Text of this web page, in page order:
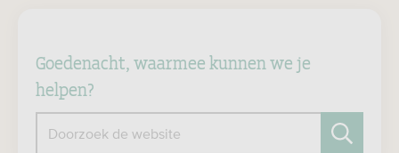
Goedenacht, waarmee kunnen we je
helpen?
Doorzoek de website